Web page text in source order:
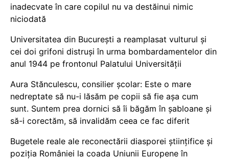
inadecvate în care copilul nu va destăinui nimic
niciodată
Universitatea din București a reamplasat vulturul și
cei doi grifoni distruși în urma bombardamentelor din
anul 1944 pe frontonul Palatului Universității
Aura Stănculescu, consilier școlar: Este o mare
nedreptate să nu-i lăsăm pe copii să fie așa cum
sunt. Suntem prea dornici să îi băgăm în șabloane și
să-i corectăm, să invalidăm ceea ce fac diferit
Bugetele reale ale reconectării diasporei științifice și
poziția României la coada Uniunii Europene în